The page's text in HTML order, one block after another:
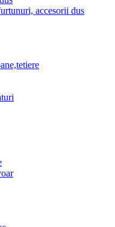
accesorii dus